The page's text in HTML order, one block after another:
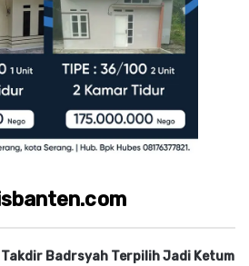
Takdir Badrsyah Terpilih Jadi Ketum